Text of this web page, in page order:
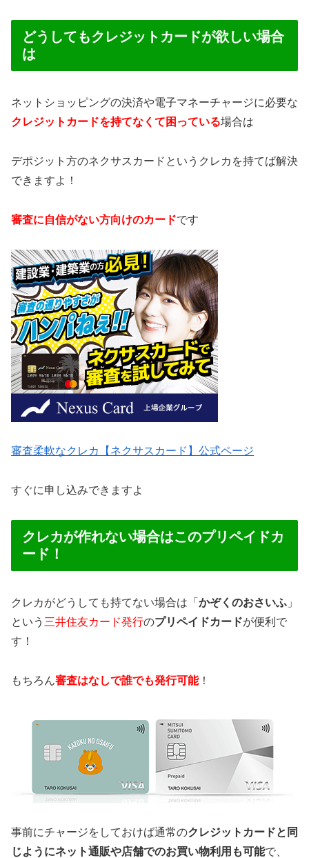
どうしてもクレジットカードが欲しい場合
は
ネットショッピングの決済や電子マネーチャージに必要な
クレジットカードを持てなくて困っている場合は
デポジット方のネクサスカードというクレカを持てば解決
できますよ！
審査に自信がない方向けのカードです
審査柔軟なクレカ【ネクサスカード】公式ページ
すぐに申し込みできますよ
クレカが作れない場合はこのプリペイドカ
ード！
クレカがどうしても持てない場合は「 かぞくのおさいふ 」
という 三井住友カード発行のプリペイドカードが便利で
す！
もちろん審査はなしで誰でも発行可能！
事前にチャージをしておけば通常のクレジットカードと同
じようにネット通販や店舗でのお買い物利用も可能で、